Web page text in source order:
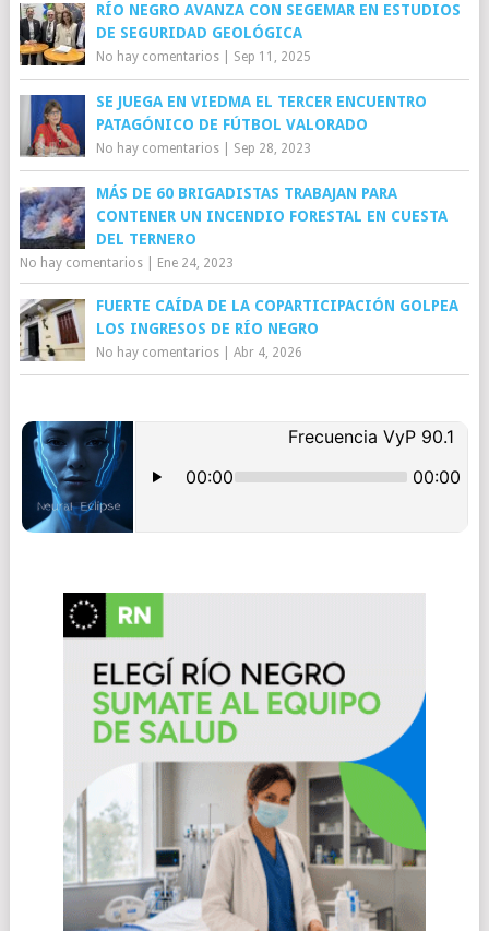
RÍO NEGRO AVANZA CON SEGEMAR EN ESTUDIOS
DE SEGURIDAD GEOLÓGICA
No hay comentarios| Sep 11, 2025
SE JUEGA EN VIEDMA EL TERCER ENCUENTRO
PATAGÓNICO DE FÚTBOL VALORADO
No hay comentarios| Sep 28, 2023
MÁS DE 60 BRIGADISTAS TRABAJAN PARA
CONTENER UN INCENDIO FORESTAL EN CUESTA
DEL TERNERO
No hay comentarios| Ene 24, 2023
FUERTE CAÍDA DE LA COPARTICIPACIÓN GOLPEA
LOS INGRESOS DE RÍO NEGRO
No hay comentarios| Abr 4, 2026